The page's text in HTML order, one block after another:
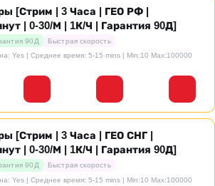
[Стрим | 3 Часа | ГЕО РФ |
| 0-30/М | 1К/Ч | Гарантия 90Д]
90Д
Быстрая скорость
Yes | Среднее время: 5-15 mins | Min:10 Max:100000
[Стрим | 3 Часа | ГЕО СНГ |
| 0-30/М | 1К/Ч | Гарантия 90Д]
90Д
Быстрая скорость
Yes | Среднее время: 5-15 mins | Min:10 Max:100000